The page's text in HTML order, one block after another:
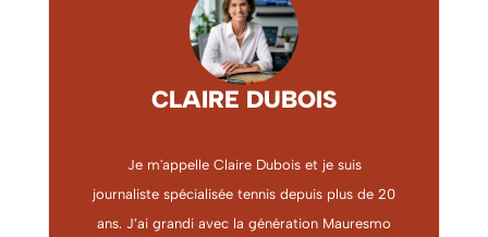
CLAIRE DUBOIS
Je m'appelle Claire Dubois et je suis
journaliste spécialisée tennis depuis plus de 20
ans. J’ai grandi avec la génération Mauresmo